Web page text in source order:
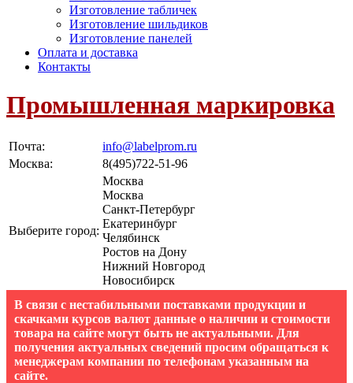
Изготовление табличек
Изготовление шильдиков
Изготовление панелей
Оплата и доставка
Контакты
Промышленная маркировка
Почта:
info@labelprom.ru
Москва: 8(495)722-51-96
Выберите город:
Москва
Москва
Санкт-Петербург
Екатеринбург
Челябинск
Ростов на Дону
Нижний Новгород
Новосибирск
В связи с нестабильными поставками продукции и
скачками курсов валют данные о наличии и стоимости
товара на сайте могут быть не актуальными. Для
получения актуальных сведений просим обращаться к
менеджерам компании по телефонам указанным на
сайте.